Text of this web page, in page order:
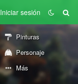
Iniciar sesión
Pinturas
Personaje
Más